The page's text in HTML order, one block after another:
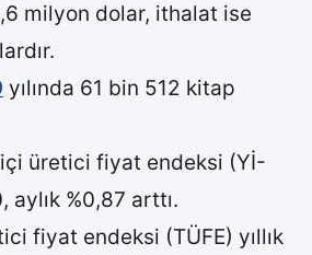
milyon dolar, ithalat ise
yılında 61 bin 512 kitap
üretici fiyat endeksi (Yİ-
aylık %0,87 arttı.
fiyat endeksi (TÜFE) yıllık